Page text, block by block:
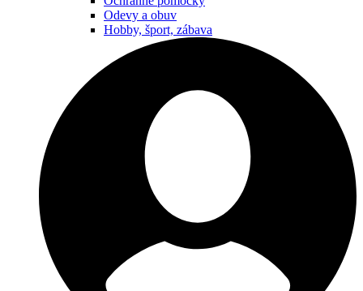
Odevy a obuv
Hobby, šport, zábava